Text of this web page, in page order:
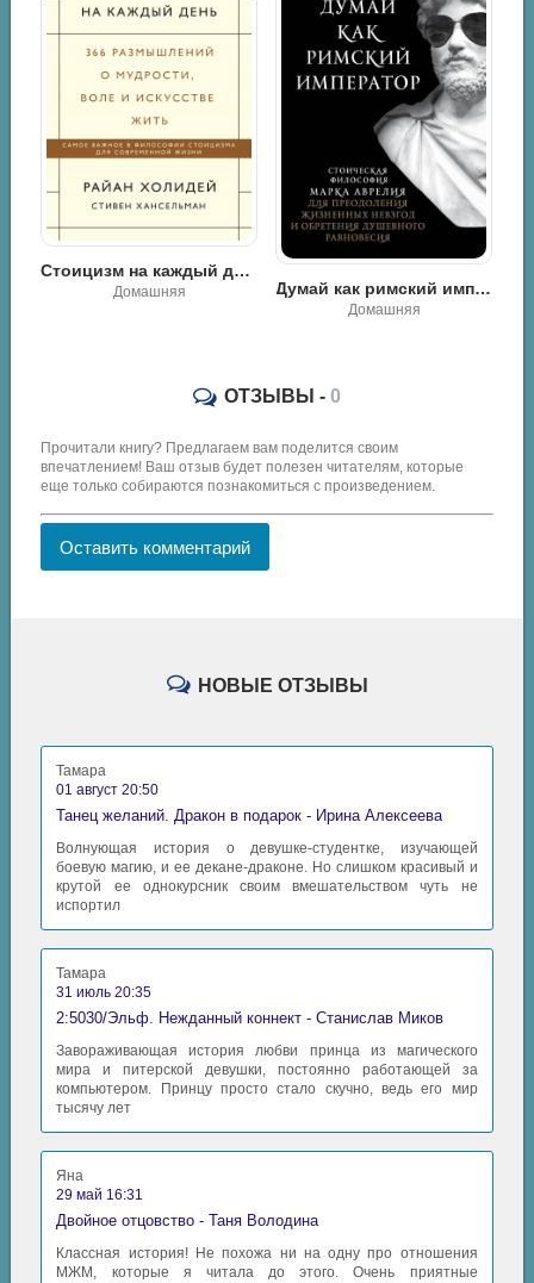
Психология
ОТЗЫВЫ - 0
Прочитали книгу? Предлагаем вам поделится своим
впечатлением! Ваш отзыв будет полезен читателям, которые
еще только собираются познакомиться с произведением.
Оставить комментарий
НОВЫЕ ОТЗЫВЫ
Тамара
01 август 20:50
Танец желаний. Дракон в подарок - Ирина Алексеева
Волнующая история о девушке-студентке, изучающей
боевую магию, и ее декане-драконе. Но слишком красивый и
крутой ее однокурсник своим вмешательством чуть не
испортил
Тамара
31 июль 20:35
2:5030/Эльф. Нежданный коннект - Станислав Миков
Завораживающая история любви принца из магического
мира и питерской девушки, постоянно работающей за
компьютером. Принцу просто стало скучно, ведь его мир
тысячу лет
Яна
29 май 16:31
Двойное отцовство - Таня Володина
Классная история! Не похожа ни на одну про отношения
МЖМ, которые я читала до этого. Очень приятные